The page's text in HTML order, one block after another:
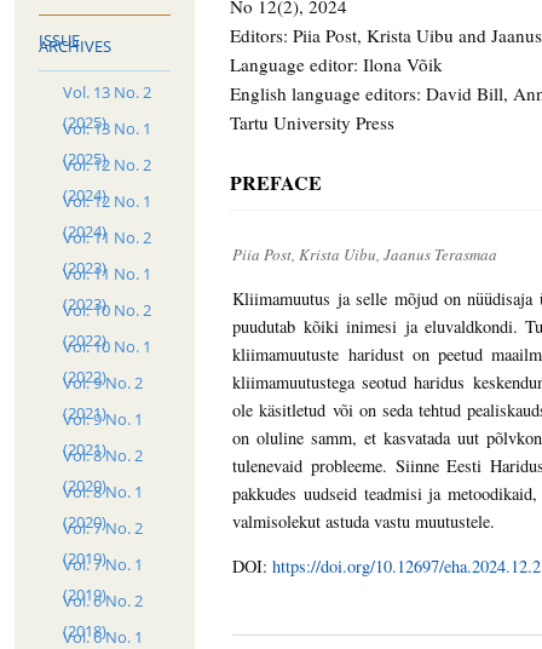
ISSUE
ARCHIVES
Vol. 13 No. 2
(2025)
Vol. 13 No. 1
(2025)
Vol. 12 No. 2
(2024)
Vol. 12 No. 1
(2024)
Vol. 11 No. 2
(2023)
Vol. 11 No. 1
(2023)
Vol. 10 No. 2
(2022)
Vol. 10 No. 1
(2022)
Vol. 9 No. 2
(2021)
Vol. 9 No. 1
(2021)
Vol. 8 No. 2
(2020)
Vol. 8 No. 1
(2020)
Vol. 7 No. 2
(2019)
Vol. 7 No. 1
(2019)
Vol. 6 No. 2
(2018)
Vol. 6 No. 1
No 12(2), 2024
Editors: Piia Post, Krista Uibu and
Language editor: Ilona Võik
English language editors: David Bill,
Tartu University Press
PREFACE
Piia Post, Krista Uibu, Jaanus Terasmaa
Kliimamuutus ja selle mõjud on nüüdisaja
puudutab kõiki inimesi ja eluvaldkondi.
kliimamuutuste haridust on peetud
kliimamuutustega seotud haridus
ole käsitletud või on seda tehtud
on oluline samm, et kasvatada uut
tulenevaid probleeme. Siinne Eesti
pakkudes uudseid teadmisi ja
valmisolekut astuda vastu muutustele.
DOI:https://doi.org/10.12697/